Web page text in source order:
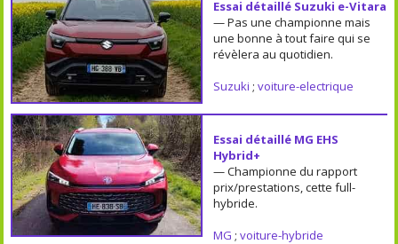
Essai détaillé Suzuki e-Vitara
— Pas une championne mais
une bonne à tout faire qui se
révèlera au quotidien.
Suzuki ; voiture-electrique
Essai détaillé MG EHS
Hybrid+
— Championne du rapport
prix/prestations, cette full-
hybride.
MG ; voiture-hybride